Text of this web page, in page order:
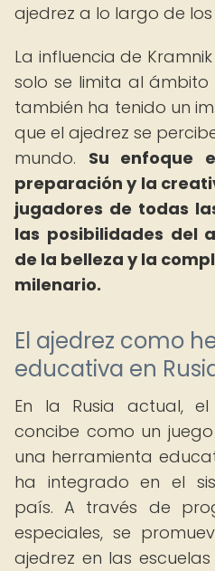
ajedrez a lo largo de los
La influencia de
solo se limita al ámbito
también ha tenido un
que el ajedrez se
mundo. Su enfoque
preparación y la
jugadores de todas
las posibilidades del
de la belleza y la
milenario.
El ajedrez como
educativa en
En la Rusia actual,
concibe como un
una herramienta
ha integrado en el
país. A través de
especiales, se
ajedrez en las